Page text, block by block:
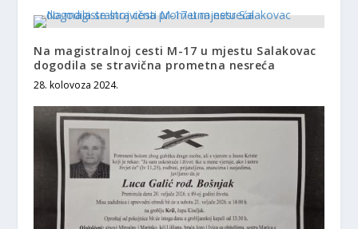
Na magistralnoj cesti M-17 u mjestu Salakovac
dogodila se stravična prometna nesreća
28. kolovoza 2024.